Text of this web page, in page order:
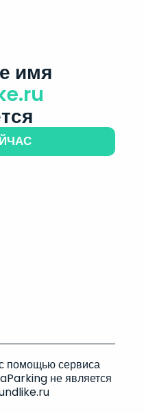
имя
помощью сервиса
не является